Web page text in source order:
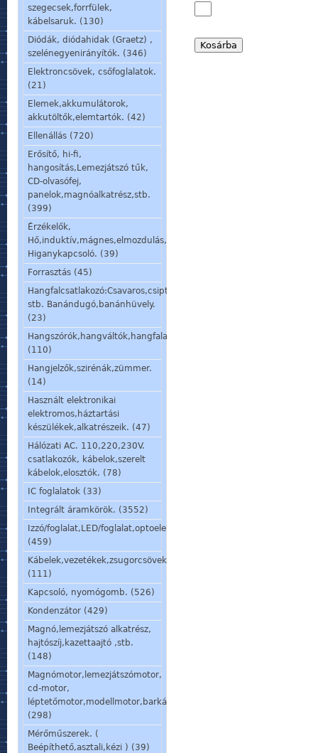
szegecsek,forrfülek,
kábelsaruk. (130)
Diódák, diódahidak (Graetz) ,
szelénegyenirányítók. (346)
Elektroncsövek, csőfoglalatok.
(21)
Elemek,akkumulátorok,
akkutöltők,elemtartók. (42)
Ellenállás (720)
Erősítő, hi-fi,
hangosítás,Lemezjátszó tűk,
CD-olvasófej,
panelok,magnóalkatrész,stb.
(399)
Érzékelők,
Hő,induktív,mágnes,elmozdulás,stb.
Higanykapcsoló. (39)
Forrasztás (45)
Hangfalcsatlakozó:Csavaros,csiptetős,speakon,din,
stb. Banándugó,banánhüvely.
(23)
Hangszórók,hangváltók,hangfalalkatrészek,mikrofon,fülhallgató.
(110)
Hangjelzők,szirénák,zümmer.
(14)
Használt elektronikai
elektromos,háztartási
készülékek,alkatrészeik. (47)
Hálózati AC. 110,220,230V.
csatlakozók, kábelok,szerelt
kábelok,elosztók. (78)
IC foglalatok (33)
Integrált áramkörök. (3552)
Izzó/foglalat,LED/foglalat,optoelem,kijelző,jelzőlámpa.
(459)
Kábelek,vezetékek,zsugorcsövek,szigetelőcsövek.
(111)
Kapcsoló, nyomógomb. (526)
Kondenzátor (429)
Magnó,lemezjátszó alkatrész,
hajtószíj,kazettaajtó ,stb.
(148)
Magnómotor,lemezjátszómotor,
cd-motor,
léptetőmotor,modellmotor,barkácsmotor.
(298)
Mérőműszerek. (
Beépíthető,asztali,kézi ) (39)